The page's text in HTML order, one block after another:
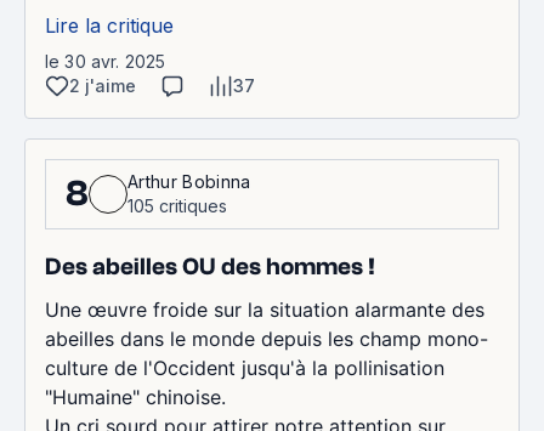
Lire la critique
le 30 avr. 2025
2 j'aime
37
8
Arthur Bobinna
105 critiques
Des abeilles OU des hommes !
Une œuvre froide sur la situation alarmante des
abeilles dans le monde depuis les champ mono-
culture de l'Occident jusqu'à la pollinisation
"Humaine" chinoise.
Un cri sourd pour attirer notre attention sur